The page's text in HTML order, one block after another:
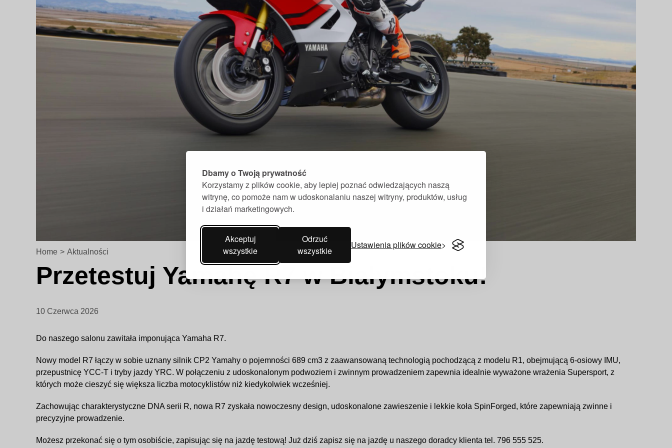
Dbamy o Twoją prywatność
Korzystamy z plików cookie, aby lepiej poznać odwiedzających naszą
witrynę, co pomoże nam w udoskonalaniu naszej witryny, produktów, usług
i działań marketingowych.
Akceptuj
wszystkie
Odrzuć
wszystkie
Ustawienia plików cookie
Home > Aktualności
Przetestuj Yamahę R7 w Białymstoku!
10 Czerwca 2026
Do naszego salonu zawitała imponująca Yamaha R7.
Nowy model R7 łączy w sobie uznany silnik CP2 Yamahy o pojemności 689 cm3 z zaawansowaną technologią pochodzącą z modelu R1, obejmującą 6-osiowy IMU,
przepustnicę YCC-T i tryby jazdy YRC. W połączeniu z udoskonalonym podwoziem i zwinnym prowadzeniem zapewnia idealnie wyważone wrażenia Supersport, z
których może cieszyć się większa liczba motocyklistów niż kiedykolwiek wcześniej.
Zachowując charakterystyczne DNA serii R, nowa R7 zyskała nowoczesny design, udoskonalone zawieszenie i lekkie koła SpinForged, które zapewniają zwinne i
precyzyjne prowadzenie.
Możesz przekonać się o tym osobiście, zapisując się na jazdę testową! Już dziś zapisz się na jazdę u naszego doradcy klienta tel. 796 555 525.